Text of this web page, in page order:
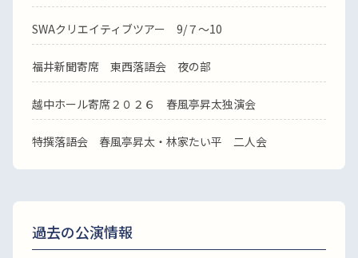
SWAクリエイティブツアー 9/７～10
福井新聞寄席 東西落語会 夜の部
越中ホール寄席２０２６ 春風亭昇太独演会
特撰落語会 春風亭昇太・林家たい平 二人会
過去の公演情報